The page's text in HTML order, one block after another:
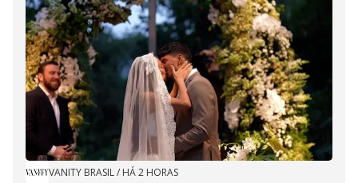
VANITY BRASIL/ HÁ 2 HORAS